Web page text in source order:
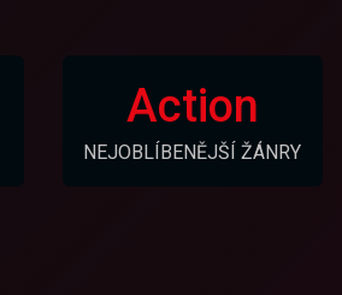
Action
NEJOBLÍBENĚJŠÍ ŽÁNRY